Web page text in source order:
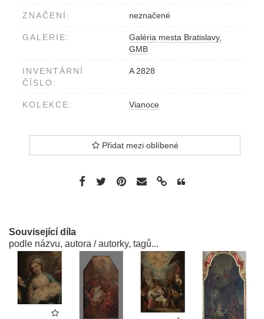
ZNAČENÍ: neznačené
GALERIE:
Galéria mesta Bratislavy,
GMB
INVENTÁRNÍ
ČÍSLO:
A 2828
KOLEKCE: Vianoce
Přidat mezi oblíbené
Související díla
podle názvu, autora / autorky, tagů...